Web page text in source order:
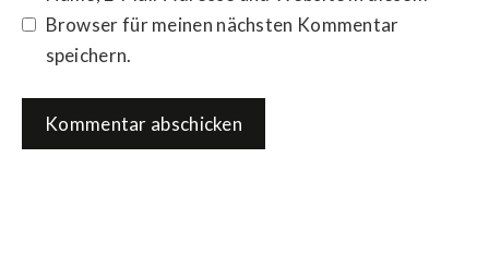
Browser für meinen nächsten Kommentar
speichern.